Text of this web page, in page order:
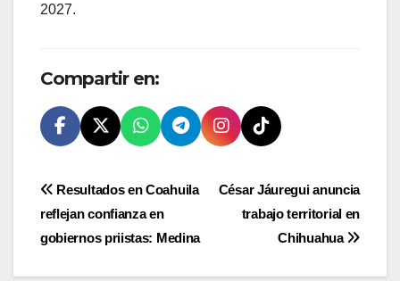
2027.
Compartir en:
Navegación
de
entradas
César Jáuregui anuncia
trabajo territorial en
Chihuahua
Resultados en Coahuila
reflejan confianza en
gobiernos priistas: Medina